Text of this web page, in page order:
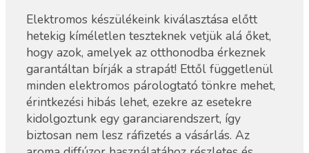
Elektromos készülékeink kiválasztása előtt
hetekig kíméletlen teszteknek vetjük alá őket,
hogy azok, amelyek az otthonodba érkeznek
garantáltan bírják a strapát! Ettől függetlenül
minden elektromos párologtató tönkre mehet,
érintkezési hibás lehet, ezekre az esetekre
kidolgoztunk egy garanciarendszert, így
biztosan nem lesz ráfizetés a vásárlás. Az